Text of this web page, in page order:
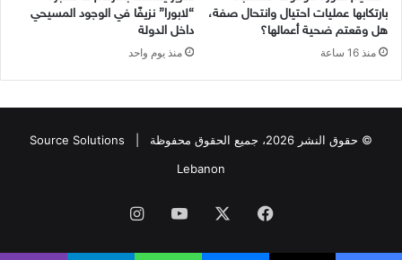
بارتكابها عمليات احتيال وانتحال صفة،
هل وقعتم ضحية أعمالها؟
منذ 16 ساعة
“لابورا” نزيفًا في الوجود المسيحي
داخل الدولة
منذ يوم واحد
© حقوق النشر 2026، جميع الحقوق محفوظة |
Source Solutions
Lebanon
فيسبوك يوتيوبانستقرام